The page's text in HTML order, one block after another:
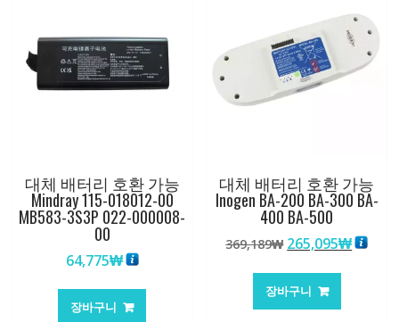
대체 배터리 호환 가능
Mindray 115-018012-00
MB583-3S3P 022-000008-
00
64,775₩
장바구니
대체 배터리 호환 가능
Inogen BA-200 BA-300 BA-
400 BA-500
369,189₩ 원
가
격:
265,095₩현
장바구니